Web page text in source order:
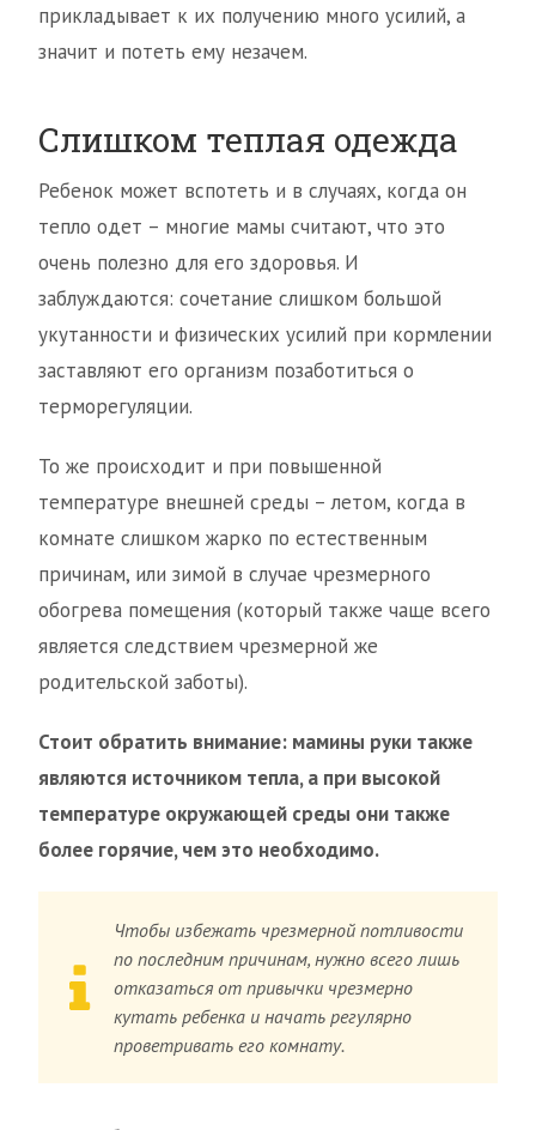
прикладывает к их получению много усилий, а
значит и потеть ему незачем.
Слишком теплая одежда
Ребенок может вспотеть и в случаях, когда он
тепло одет – многие мамы считают, что это
очень полезно для его здоровья. И
заблуждаются: сочетание слишком большой
укутанности и физических усилий при кормлении
заставляют его организм позаботиться о
терморегуляции.
То же происходит и при повышенной
температуре внешней среды – летом, когда в
комнате слишком жарко по естественным
причинам, или зимой в случае чрезмерного
обогрева помещения (который также чаще всего
является следствием чрезмерной же
родительской заботы).
Стоит обратить внимание: мамины руки также
являются источником тепла, а при высокой
температуре окружающей среды они также
более горячие, чем это необходимо.
Чтобы избежать чрезмерной потливости
по последним причинам, нужно всего лишь
отказаться от привычки чрезмерно
кутать ребенка и начать регулярно
проветривать его комнату.